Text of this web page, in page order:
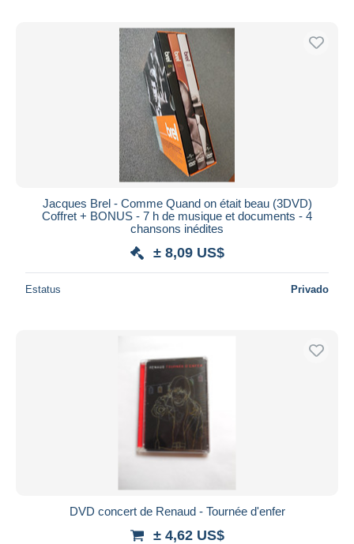
Jacques Brel - Comme Quand on était beau (3DVD)
Coffret + BONUS - 7 h de musique et documents - 4
chansons inédites
± 8,09 US$
Estatus Privado
DVD concert de Renaud - Tournée d'enfer
± 4,62 US$